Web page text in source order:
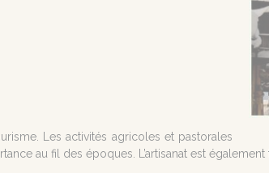
Les activités agricoles et pastorales
au fil des époques. L’artisanat est également